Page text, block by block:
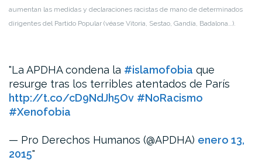
aumentan las medidas y declaraciones racistas de mano de determinados
dirigentes del Partido Popular (véase Vitoria, Sestao, Gandía, Badalona…).
La APDHA condena la #islamofobia que
resurge tras los terribles atentados de París
http://t.co/cD9NdJh5Ov #NoRacismo
#Xenofobia
— Pro Derechos Humanos (@APDHA) enero 13,
2015